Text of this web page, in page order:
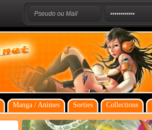
Manga / Animes Sorties Collections